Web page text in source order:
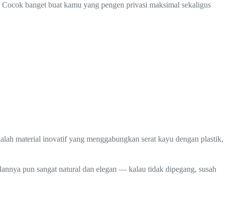
banget buat kamu yang pengen privasi maksimal sekaligus
material inovatif yang menggabungkan serat kayu dengan plastik,
pun sangat natural dan elegan — kalau tidak dipegang, susah